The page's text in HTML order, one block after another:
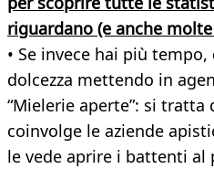
riguardano (e anche
• Se invece hai più
dolcezza mettendo in
“Mielerie aperte”: si tratta
coinvolge le aziende
le vede aprire i battenti al